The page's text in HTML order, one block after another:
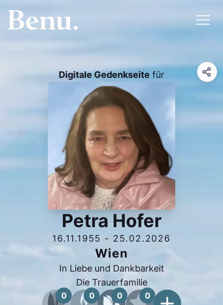
Digitale Gedenkseite für
Petra Hofer
16.11.1955 - 25.02.2026
Wien
In Liebe und Dankbarkeit
Die Trauerfamilie
0 0 0 0